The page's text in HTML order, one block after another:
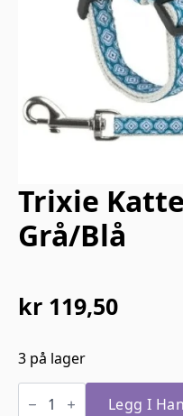
Trixie
Grå/Blå
Opprinnelig
pris
var:
kr 239,00.
kr 119,50
Nåværende
pris
er:
kr 119,50.
3 på lager
Trixie
Kattesele Legg I